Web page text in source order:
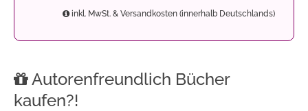
inkl. MwSt. & Versandkosten (innerhalb Deutschlands)
Autorenfreundlich Bücher
kaufen?!